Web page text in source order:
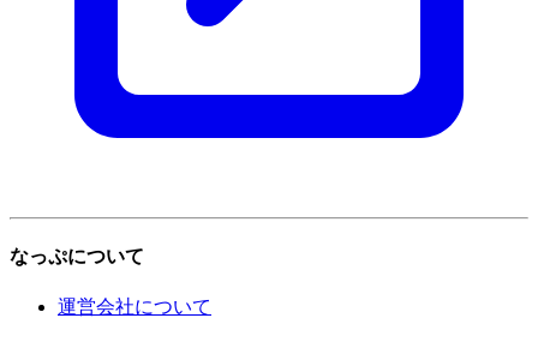
なっぷについて
運営会社について